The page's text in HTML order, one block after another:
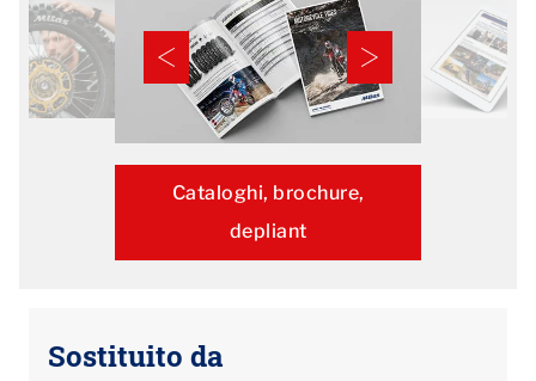
Cataloghi, brochure,
depliant
Sostituito da